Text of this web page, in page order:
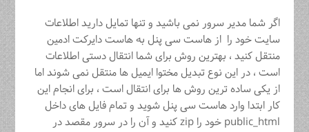
اگر شما مدیر سرور نمی باشید و تنها تمایل دارید اطلاعات
سایت خود را از هاست سی پنل به هاست دایرکت ادمین
منتقل کنید ، بهترین روش برای شما انتقال دستی اطلاعات
است ، در این نوع تبدیل مختوا ایمیل ها منتقل نمی شوند اما
از یکی ساده ترین روش ها برای انتقال است ، برای انجام این
کار ابتدا وارد هاست سی پنل شوید و تمام فایل های داخل
public_html خود را zip کنید و آن را در سرور مقصد در